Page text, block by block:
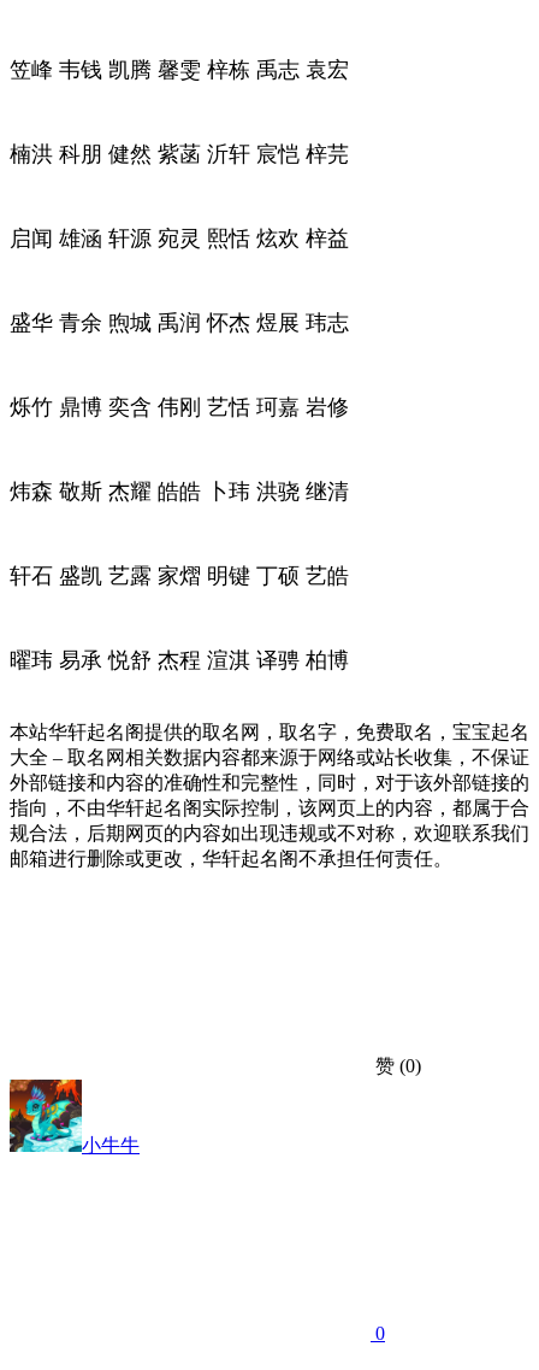
笠峰 韦钱 凯腾 馨雯 梓栋 禹志 袁宏
楠洪 科朋 健然 紫菡 沂轩 宸恺 梓芫
启闻 雄涵 轩源 宛灵 熙恬 炫欢 梓益
盛华 青余 煦城 禹润 怀杰 煜展 玮志
烁竹 鼎博 奕含 伟刚 艺恬 珂嘉 岩修
炜森 敬斯 杰耀 皓皓 卜玮 洪骁 继清
轩石 盛凯 艺露 家熠 明键 丁硕 艺皓
曜玮 易承 悦舒 杰程 渲淇 译骋 柏博
本站华轩起名阁提供的取名网，取名字，免费取名，宝宝起名
大全 – 取名网相关数据内容都来源于网络或站长收集，不保证
外部链接和内容的准确性和完整性，同时，对于该外部链接的
指向，不由华轩起名阁实际控制，该网页上的内容，都属于合
规合法，后期网页的内容如出现违规或不对称，欢迎联系我们
邮箱进行删除或更改，华轩起名阁不承担任何责任。
赞 (0)
小牛牛
0